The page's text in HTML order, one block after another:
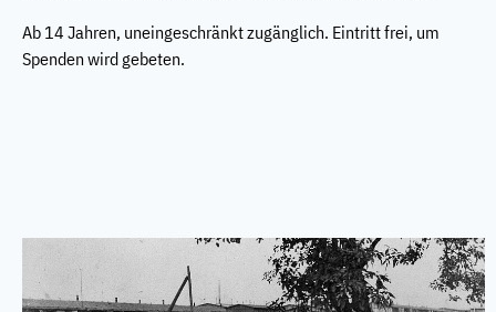
Ab 14 Jahren, uneingeschränkt zugänglich. Eintritt frei, um
Spenden wird gebeten.